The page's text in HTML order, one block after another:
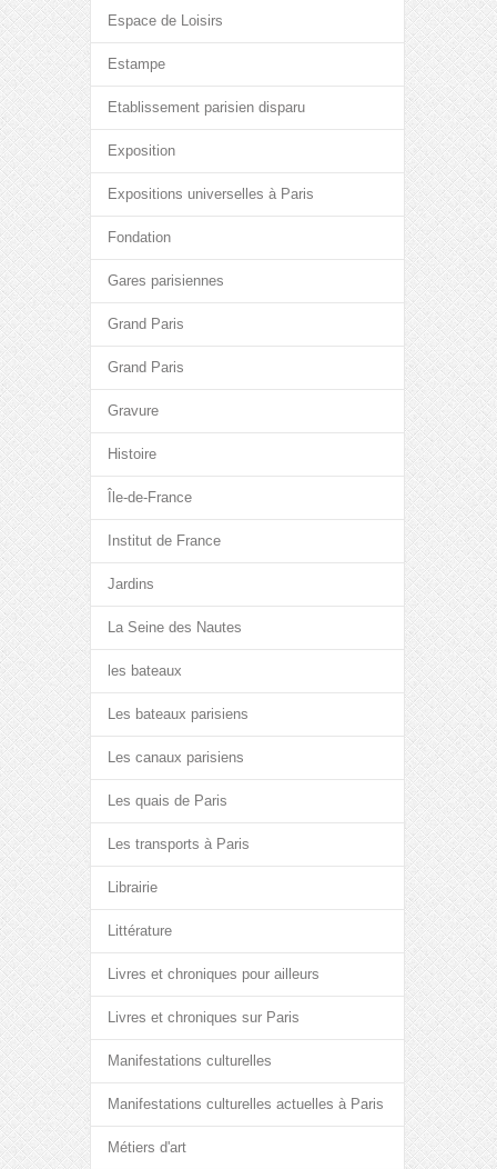
Espace de Loisirs
Estampe
Etablissement parisien disparu
Exposition
Expositions universelles à Paris
Fondation
Gares parisiennes
Grand Paris
Grand Paris
Gravure
Histoire
Île-de-France
Institut de France
Jardins
La Seine des Nautes
les bateaux
Les bateaux parisiens
Les canaux parisiens
Les quais de Paris
Les transports à Paris
Librairie
Littérature
Livres et chroniques pour ailleurs
Livres et chroniques sur Paris
Manifestations culturelles
Manifestations culturelles actuelles à Paris
Métiers d'art